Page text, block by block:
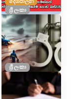
ශ්‍රී ලංකා
ශ්‍රී ලංකා